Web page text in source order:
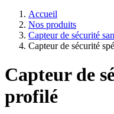
Accueil
Nos produits
Capteur de sécurité
Capteur de sécurité
Capteur de
profilé